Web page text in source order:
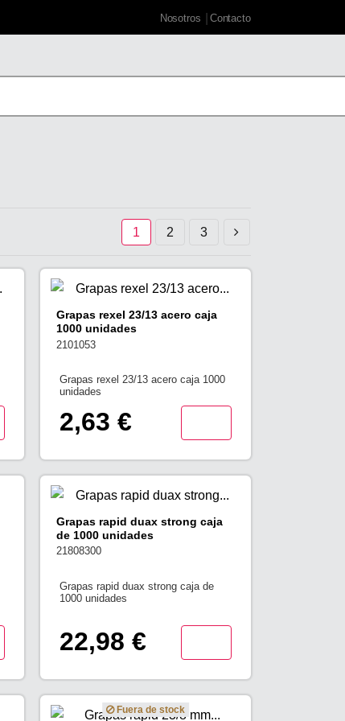
Nosotros Contacto
1 2 3
Grapas rexel 23/13 acero caja
1000 unidades
2101053
Grapas rexel 23/13 acero caja 1000
unidades
2,63 €
Grapas rapid duax strong caja
de 1000 unidades
21808300
Grapas rapid duax strong caja de
1000 unidades
22,98 €
Fuera de stock